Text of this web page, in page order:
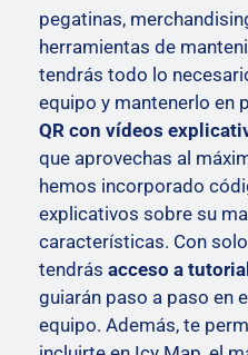
pegatinas,
herramientas de
tendrás todo lo
equipo y mantenerlo en
QR con vídeos
que aprovechas al
hemos incorporado
explicativos sobre su
características. Con
tendrás acceso a
guiarán paso a paso en
equipo. Además, te